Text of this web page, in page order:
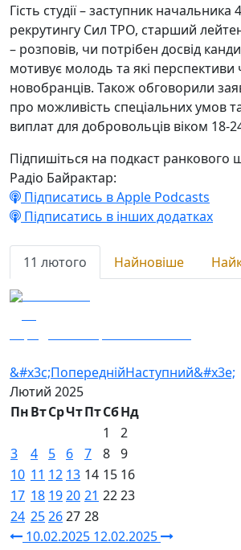
Гість студії – заступник начальника
рекрутингу Сил ТРО, старший
– розповів, чи потрібен досвід
мотивує молодь та які перспективи
новобранців. Також обговорили
про можливість спеціальних умов
виплат для добровольців віком 18-
Підпишіться на подкаст ранкового
Радіо Байрактар:
Підписатись в Apple Podcasts
Підписатись в інших додатках
11 лютого Найновіше
&#x3c;ПопереднійНаступний&#x3e;
Лютий 2025
ПнВтСрЧтПтСбНд
1
2
3
4 5 6 7 8 9
10 11 12 13 14 15 16
17 18 1920 21 2223
24 252627 28
10.02.2025 12.02.2025